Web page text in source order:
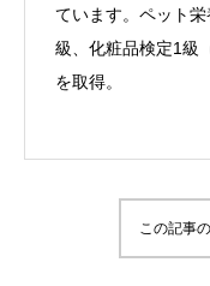
ています。ペット
級、化粧品検定1級
を取得。
この記事